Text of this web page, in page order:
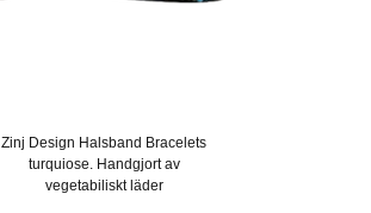
Zinj Design Halsband Bracelets
turquiose. Handgjort av
vegetabiliskt läder